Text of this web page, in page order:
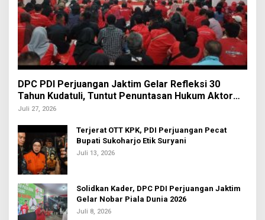
DPC PDI Perjuangan Jaktim Gelar Refleksi 30
Tahun Kudatuli, Tuntut Penuntasan Hukum Aktor
Intelektual
Juli 27, 2026
Terjerat OTT KPK, PDI Perjuangan Pecat
Bupati Sukoharjo Etik Suryani
Juli 13, 2026
Solidkan Kader, DPC PDI Perjuangan Jaktim
Gelar Nobar Piala Dunia 2026
Juli 8, 2026